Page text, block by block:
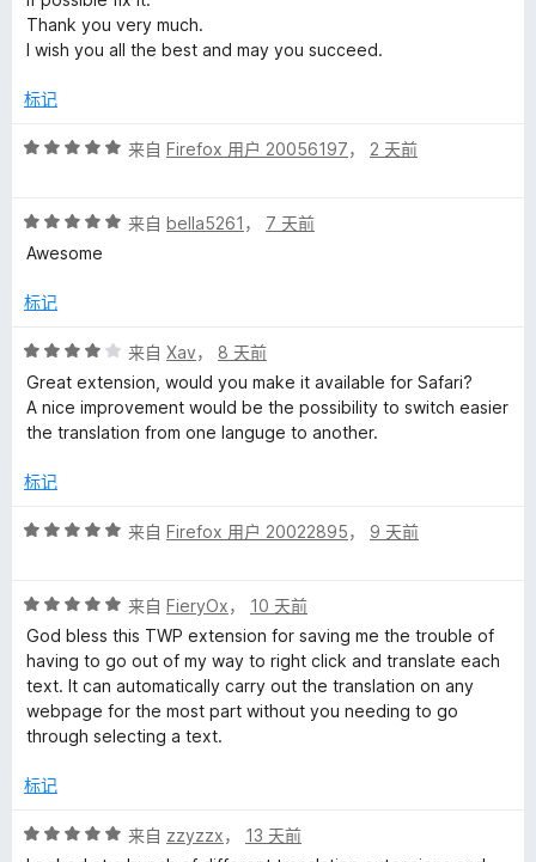
e
e
b
P
g
e
的
评
价
5
Thank you very much.
I wish you all the best and may you succeed.
标记
评
/
5
来自 Firefox 用户 20056197， 2 天前
评
分
/
来自 bella5261 ， 7 天前
Awesome
标记
评
分
4
/
来自 Xav， 8 天前
Great extension, would you make it available for Safari?
A nice improvement would be the possibility to switch easier
the translation from one languge to another.
标记
评
/
5
来自 Firefox 用户 20022895， 9 天前
评
分
5
/
5
来自 FieryOx， 10 天前
God bless this TWP extension for saving me the trouble of
having to go out of my way to right click and translate each
text. It can automatically carry out the translation on any
webpage for the most part without you needing to go
through selecting a text.
标记
评
来自 zzyzzx， 13 天前